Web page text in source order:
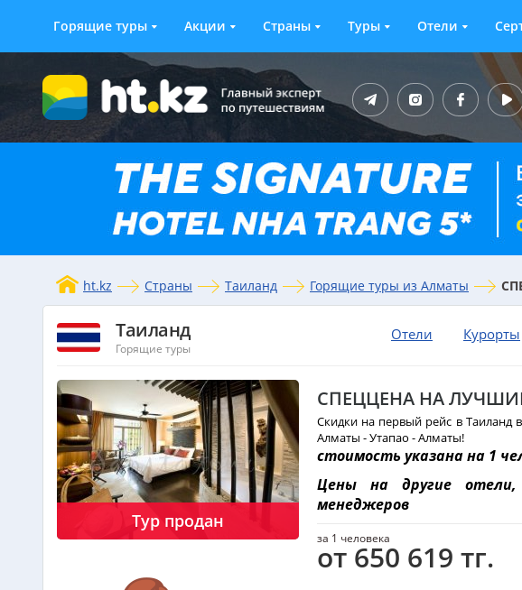
Горящие туры Акции Страны Туры Отели
ht.kz Страны Таиланд Горящие туры из Алматы
Отели Курорты
Таиланд
Горящие туры
Тур продан
СПЕЦЦЕНА НА
Скидки на первый рейс в Таиланд
Алматы - Утапао - Алматы!
стоимость указана на 1
Цены на другие
менеджеров
за 1 человека
от 650 619 тг.